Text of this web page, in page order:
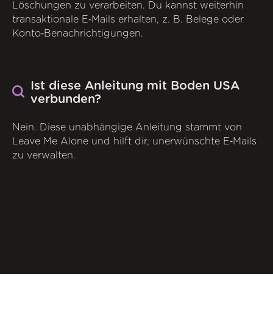
Löschungen zu verarbeiten. Du kannst weiterhin
transaktionale E‑Mails erhalten, z. B. Belege oder
Konto‑Benachrichtigungen.
Ist diese Anleitung mit Boden USA
verbunden?
Nein. Diese unabhängige Anleitung stammt von
Leave Me Alone und hilft dir, unerwünschte E‑Mails
zu verwalten.